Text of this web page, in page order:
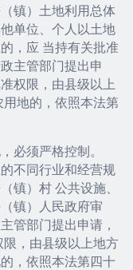
镇）土地利用总体
单位、个人以土地
，应 当持有关批准
主管部门提出申
权限，由县级以上
地的，依照本法第
须严格控制。
不同行业和经营规
镇）村 公共设施、
镇）人民政府审
管部门提出申请，
，由县级以上地方
，依照本法第四十